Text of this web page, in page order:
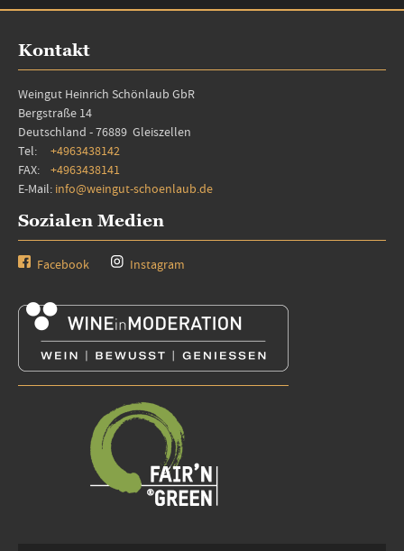
Kontakt
Weingut Heinrich Schönlaub GbR
Bergstraße 14
Deutschland - 76889 Gleiszellen
Tel: +4963438142
FAX: +4963438141
E-Mail: info@weingut-schoenlaub.de
Sozialen Medien
Facebook Instagram